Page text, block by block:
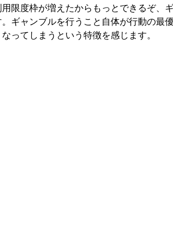
限度枠が増えたからもっとできるぞ、
ギャンブルを行うこと自体が行動の最
ってしまうという特徴を感じます。